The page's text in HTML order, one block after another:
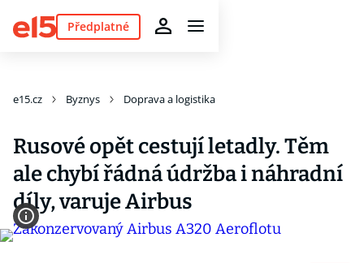
Předplatné
e15.cz Byznys Doprava a logistika
Rusové opět cestují letadly. Těm
ale chybí řádná údržba i náhradní
díly, varuje Airbus